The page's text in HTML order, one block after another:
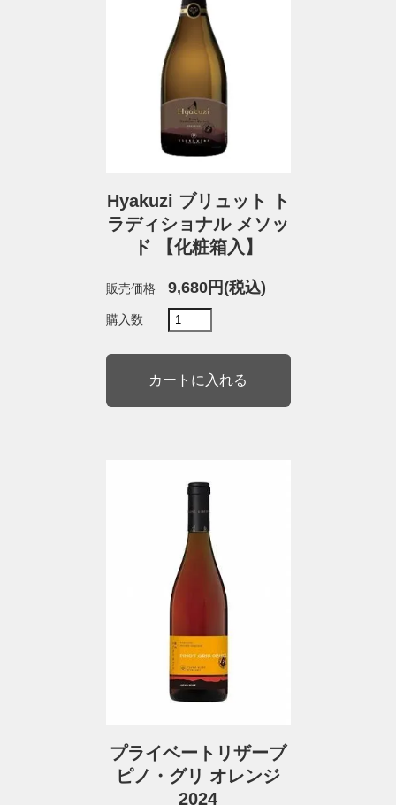
Hyakuzi ブリュット ト
ラディショナル メソッ
ド 【化粧箱入】
販売価格 9,680円(税込)
購入数
プライベートリザーブ
ピノ・グリ オレンジ
2024